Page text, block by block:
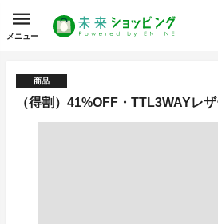
メニュー
商品
（得割）41%OFF・TTL3WAYレ